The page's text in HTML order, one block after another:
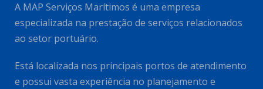
A MAP Serviços Marítimos é uma empresa
especializada na prestação de serviços relacionados
ao setor portuário.
Está localizada nos principais portos de atendimento
e possui vasta experiência no planejamento e